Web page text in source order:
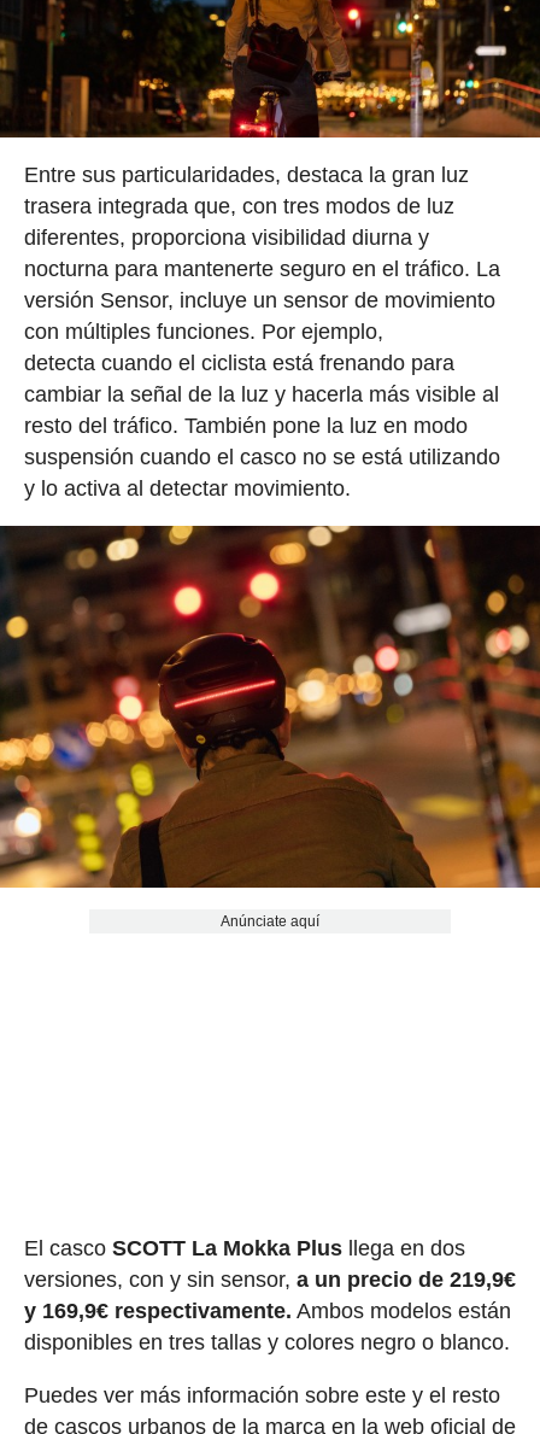
Entre sus particularidades, destaca la gran luz
trasera integrada que, con tres modos de luz
diferentes, proporciona visibilidad diurna y
nocturna para mantenerte seguro en el tráfico. La
versión Sensor, incluye un sensor de movimiento
con múltiples funciones. Por ejemplo,
detecta cuando el ciclista está frenando para
cambiar la señal de la luz y hacerla más visible al
resto del tráfico. También pone la luz en modo
suspensión cuando el casco no se está utilizando
y lo activa al detectar movimiento.
Anúnciate aquí
El casco SCOTT La Mokka Plusllega en dos
versiones, con y sin sensor, a un precio de 219,9€
y 169,9€ respectivamente. Ambos modelos están
disponibles en tres tallas y colores negro o blanco.
Puedes ver más información sobre este y el resto
de cascos urbanos de la marca en la web oficial de